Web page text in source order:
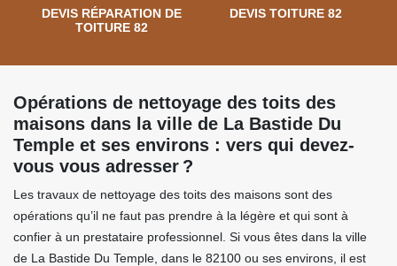
DEVIS RÉPARATION DE
TOITURE 82
DEVIS TOITURE 82
Opérations de nettoyage des toits des
maisons dans la ville de La Bastide Du
Temple et ses environs : vers qui devez-
vous vous adresser ?
Les travaux de nettoyage des toits des maisons sont des
opérations qu’il ne faut pas prendre à la légère et qui sont à
confier à un prestataire professionnel. Si vous êtes dans la ville
de La Bastide Du Temple, dans le 82100 ou ses environs, il est